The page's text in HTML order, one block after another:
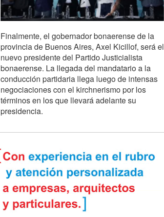
Finalmente, el gobernador bonaerense de la
provincia de Buenos Aires, Axel Kicillof, será el
nuevo presidente del Partido Justicialista
bonaerense. La llegada del mandatario a la
conducción partidaria llega luego de intensas
negociaciones con el kirchnerismo por los
términos en los que llevará adelante su
presidencia.